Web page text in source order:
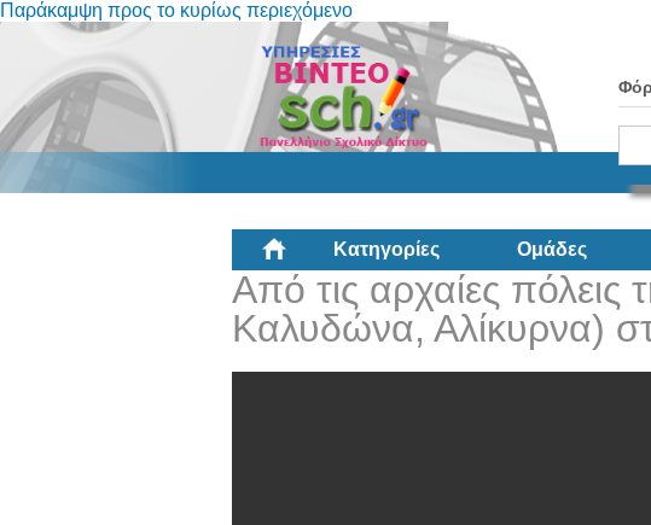
Παράκαμψη προς το κυρίως περιεχόμενο
Κατηγορίες Ομάδες
Από τις αρχαίες πόλεις
Καλυδώνα, Αλίκυρνα)